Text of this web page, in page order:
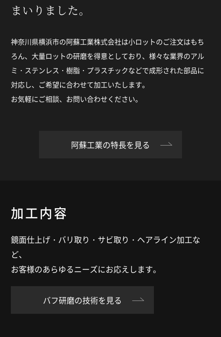
まいりました。
神奈川県横浜市の阿蘇工業株式会社は小ロットのご注文はもち
ろん、大量ロットの研磨を得意としており、様々な業界のアル
ミ・ステンレス・樹脂・プラスチックなどで成形された部品に
対応し、ご希望に合わせて加工いたします。
お気軽にご相談、お問い合わせください。
阿蘇工業の特長を見る
加工内容
鏡面仕上げ・バリ取り・サビ取り・ヘアライン加工な
ど、
お客様のあらゆるニーズにお応えします。
バフ研磨の技術を見る